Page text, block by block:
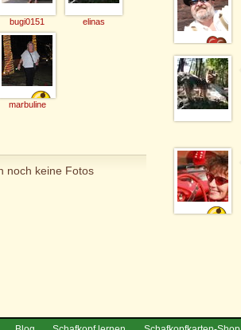
bugi0151 elinas
marbuline
noch keine Fotos